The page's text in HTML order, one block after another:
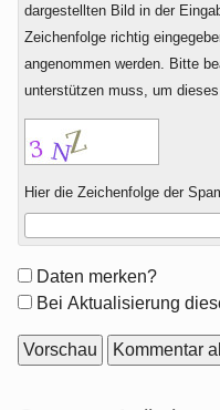
dargestellten Bild in der
Zeichenfolge richtig
angenommen werden. Bitte
unterstützen muss, um dieses
Hier die Zeichenfolge der
Formular-
Optionen
Daten merken?
Bei Aktualisierung